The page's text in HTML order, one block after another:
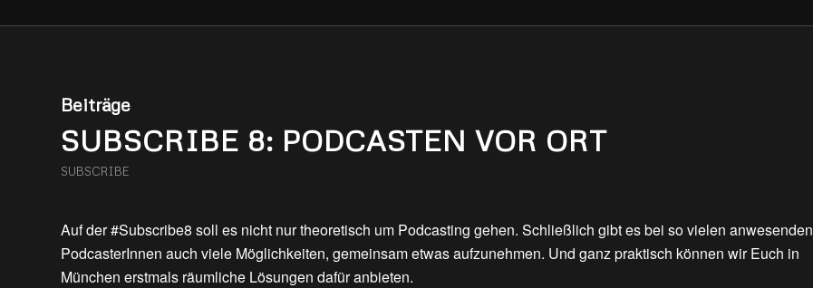
Beiträge
SUBSCRIBE 8: PODCASTEN VOR ORT
SUBSCRIBE
Auf der #Subscribe8 soll es nicht nur theoretisch um Podcasting gehen. Schließlich gibt es bei so vielen anwesenden
PodcasterInnen auch viele Möglichkeiten, gemeinsam etwas aufzunehmen. Und ganz praktisch können wir Euch in
München erstmals räumliche Lösungen dafür anbieten.